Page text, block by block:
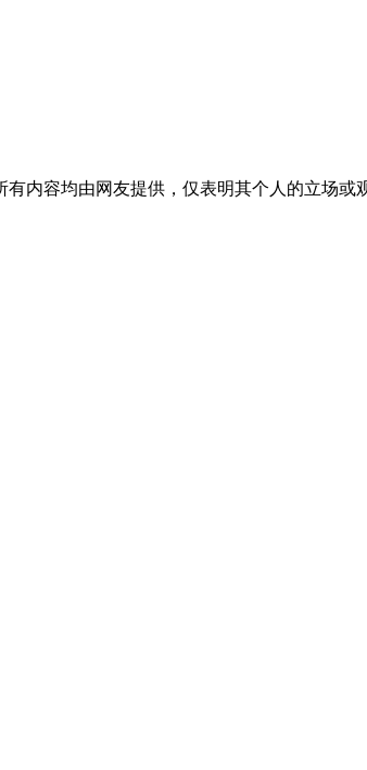
内容均由网友提供，仅表明其个人的立场